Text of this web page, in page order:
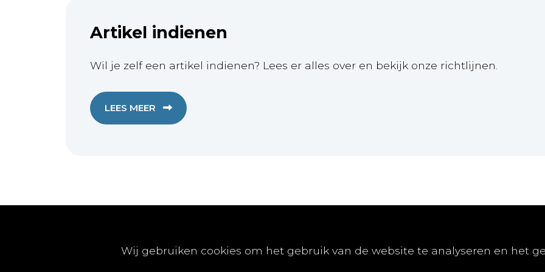
Wij gebruiken cookies om het gebruik van de website te analyseren en het
Artikel indienen
Wil je zelf een artikel indienen? Lees er alles over en bekijk onze richtlijnen.
LEES MEER
Publicaties Online Publiceren